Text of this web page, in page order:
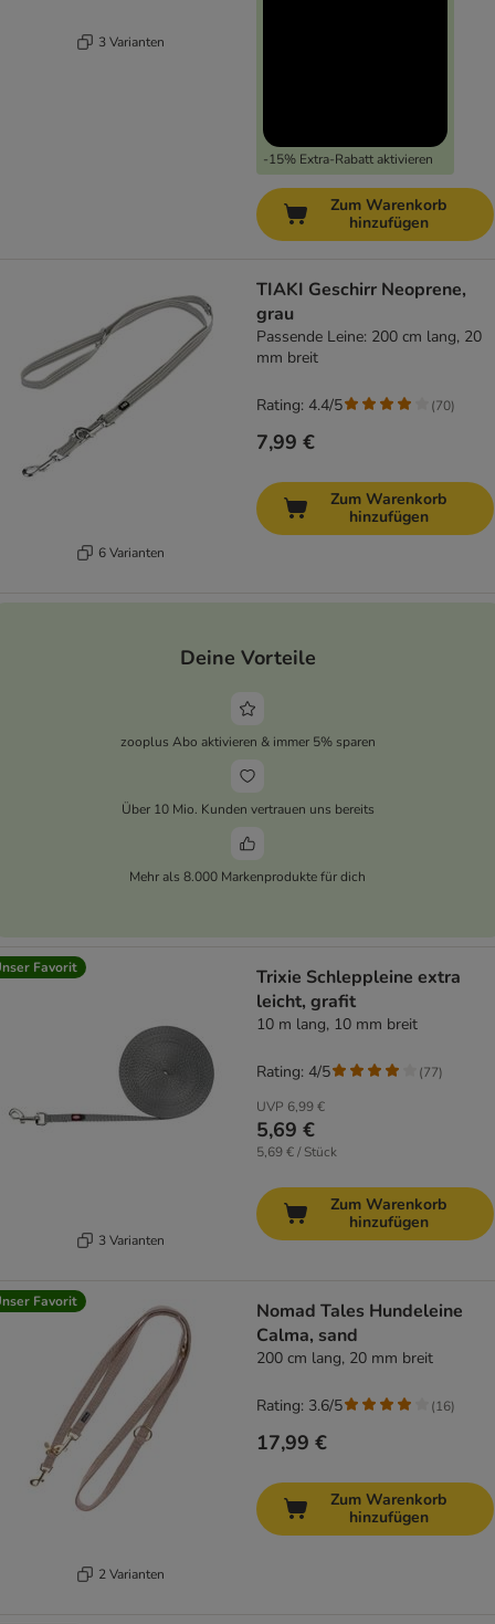
3 Varianten
-15% Extra-Rabatt aktivieren
Zum Warenkorb
hinzufügen
6 Varianten
TIAKI Geschirr Neoprene,
grau
Passende Leine: 200 cm lang, 20
mm breit
7,99 €
Rating: 4.4/5 (70)
Zum Warenkorb
hinzufügen
Deine Vorteile
zooplus Abo aktivieren & immer 5% sparen
Über 10 Mio. Kunden vertrauen uns bereits
Mehr als 8.000 Markenprodukte für dich
Favorit
3 Varianten
Trixie Schleppleine extra
leicht, grafit
10 m lang, 10 mm breit
UVP 6,99 €
5,69 €
5,69 € / Stück
Rating: 4/5 (77)
Zum Warenkorb
hinzufügen
Favorit
2 Varianten
Nomad Tales Hundeleine
Calma, sand
200 cm lang, 20 mm breit
17,99 €
Rating: 3.6/5 (16)
Zum Warenkorb
hinzufügen